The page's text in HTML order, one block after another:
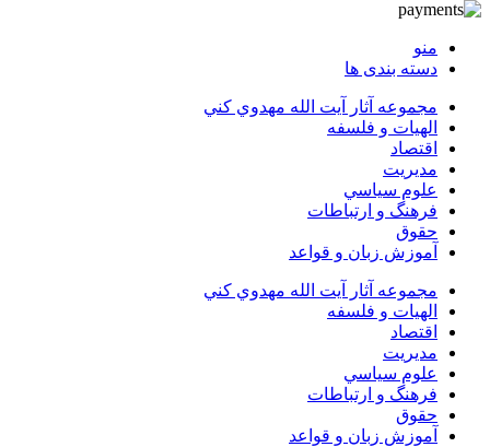
منو
دسته بندی ها
مجموعه آثار آيت الله مهدوي كني
الهیات و فلسفه
اقتصاد
مديريت
علوم سياسي
فرهنگ و ارتباطات
حقوق
آموزش زبان و قواعد
مجموعه آثار آيت الله مهدوي كني
الهیات و فلسفه
اقتصاد
مديريت
علوم سياسي
فرهنگ و ارتباطات
حقوق
آموزش زبان و قواعد